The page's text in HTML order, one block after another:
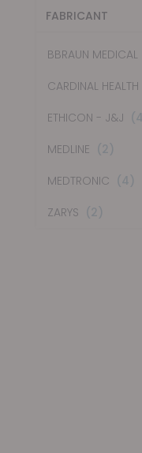
FABRICANT
BBRAUN MEDICAL
CARDINAL HEALTH
ETHICON - J&J 4
MEDLINE 2
items
MEDTRONIC 4
items
ZARYS 2
items